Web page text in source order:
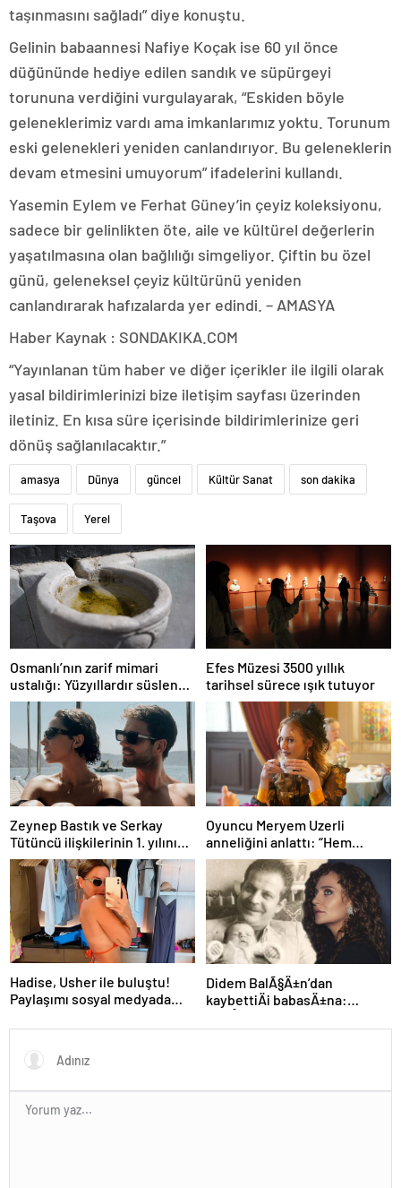
taşınmasını sağladı” diye konuştu.
Gelinin babaannesi Nafiye Koçak ise 60 yıl önce
düğününde hediye edilen sandık ve süpürgeyi
torununa verdiğini vurgulayarak, “Eskiden böyle
geleneklerimiz vardı ama imkanlarımız yoktu. Torunum
eski gelenekleri yeniden canlandırıyor. Bu geleneklerin
devam etmesini umuyorum” ifadelerini kullandı.
Yasemin Eylem ve Ferhat Güney’in çeyiz koleksiyonu,
sadece bir gelinlikten öte, aile ve kültürel değerlerin
yaşatılmasına olan bağlılığı simgeliyor. Çiftin bu özel
günü, geleneksel çeyiz kültürünü yeniden
canlandırarak hafızalarda yer edindi. – AMASYA
Haber Kaynak : SONDAKIKA.COM
“Yayınlanan tüm haber ve diğer içerikler ile ilgili olarak
yasal bildirimlerinizi bize iletişim sayfası üzerinden
iletiniz. En kısa süre içerisinde bildirimlerinize geri
dönüş sağlanılacaktır.”
amasya Dünya güncel Kültür Sanat son dakika
Taşova Yerel
Osmanlı’nın zarif mimari
ustalığı: Yüzyıllardır süslenen
kuş sebilleri ve çanakları
Efes Müzesi 3500 yıllık
tarihsel sürece ışık tutuyor
Zeynep Bastık ve Serkay
Tütüncü ilişkilerinin 1. yılını
kutladı
Oyuncu Meryem Uzerli
anneliğini anlattı: “Hem
disiplinli hem rahatım”
Hadise, Usher ile buluştu!
Paylaşımı sosyal medyada
Didem BalÃ§Ä±n’dan
kaybettiÄi babasÄ±na: